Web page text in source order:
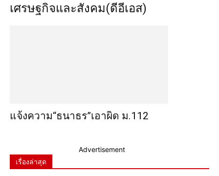
เศรษฐกิจและสังคม(ดีอีเอส)
แจ้งความ“ธนาธร”เอาผิด ม.112
Advertisement
เรื่องล่าสุด